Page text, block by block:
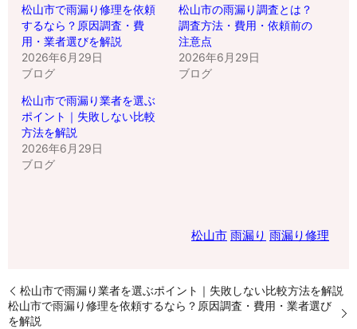
松山市で雨漏り修理を依頼
するなら？原因調査・費
用・業者選びを解説
2026年6月29日
ブログ
松山市の雨漏り調査とは？
調査方法・費用・依頼前の
注意点
2026年6月29日
ブログ
松山市で雨漏り業者を選ぶ
ポイント｜失敗しない比較
方法を解説
2026年6月29日
ブログ
松山市 雨漏り 雨漏り修理
松山市で雨漏り業者を選ぶポイント｜失敗しない比較方法を解説
松山市で雨漏り修理を依頼するなら？原因調査・費用・業者選び
を解説